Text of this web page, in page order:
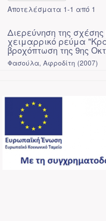
Αποτελέσματα 1-1 από 1
Διερεύνηση της
χειμαρρικό ρεύμα
βροχόπτωση της 9ης
Φασούλα, Αφροδίτη (2007)